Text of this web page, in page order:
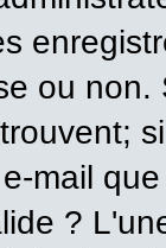
ou
mail
?